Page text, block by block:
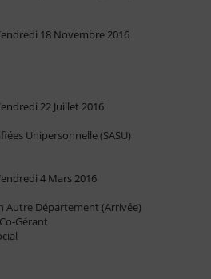
18 Novembre 2016
22 Juillet 2016
Unipersonnelle (SASU)
4 Mars 2016
Autre Département (Arrivée)
Gérant